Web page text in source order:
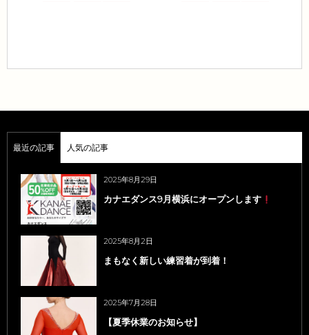
最近の記事 人気の記事
2025年8月29日
カナエダンス9月横浜にオープンします
2025年8月2日
まもなく新しい練習着が到着！
2025年7月28日
【夏季休業のお知らせ】